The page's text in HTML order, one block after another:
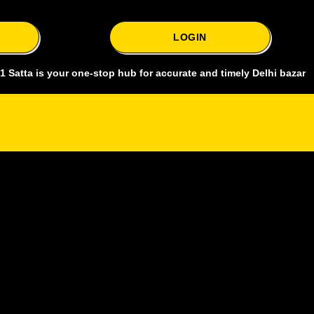
LOGIN
your one-stop hub for accurate and timely Delhi bazar satta